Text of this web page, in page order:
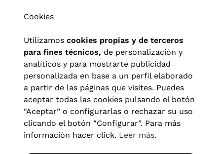
Aviso legal| Política de privacidad Términos y condiciones
Política de cookies|Configuración de cookies
Cookies
Utilizamos cookies propias y de terceros
para fines técnicos, de personalización y
analíticos y para mostrarte publicidad
personalizada en base a un perfil elaborado
a partir de las páginas que visites. Puedes
aceptar todas las cookies pulsando el botón
“Aceptar” o configurarlas o rechazar su uso
clicando el botón “Configurar”. Para más
información hacer click. Leer más.